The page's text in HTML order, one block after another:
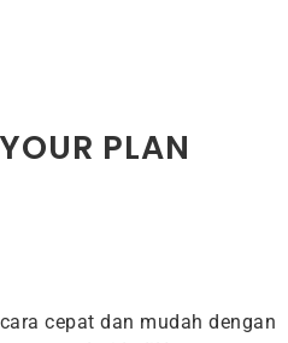
PLAN
cepat dan mudah dengan